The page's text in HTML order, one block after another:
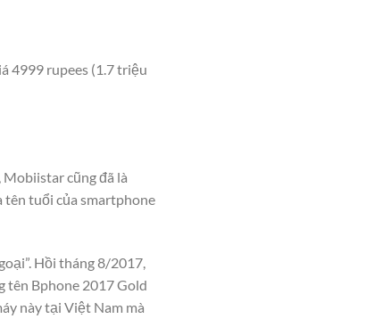
4999 rupees (1.7 triệu
cũng đã là
tên tuổi của smartphone
Hồi tháng 8/2017,
tên Bphone 2017 Gold
này tại Việt Nam mà